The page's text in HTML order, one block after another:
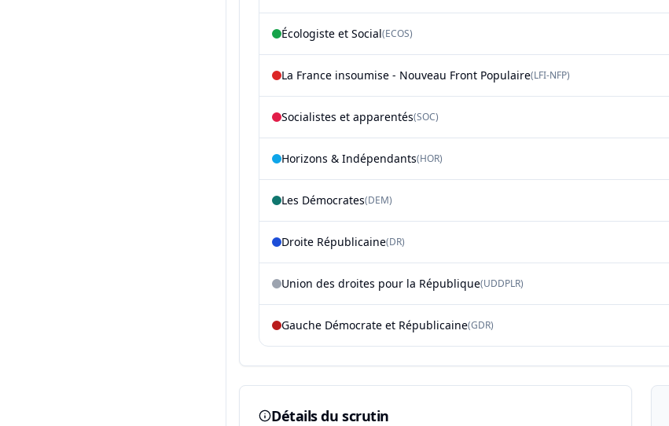
Écologiste et Social(ECOS)
La France insoumise - Nouveau Front Populaire(LFI-NFP)
Socialistes et apparentés(SOC)
Horizons & Indépendants(HOR)
Les Démocrates(DEM)
Droite Républicaine(DR)
Union des droites pour la République(UDDPLR)
Gauche Démocrate et Républicaine(GDR)
Détails du scrutin